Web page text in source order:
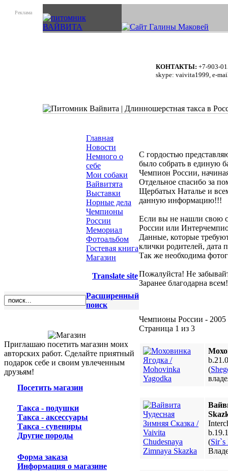
Реклама
КОНТАКТЫ: +7-903-
skype: vaivita1999, e-
Главная
Новости
Немного о
себе
Мои собаки
Вайвитята
Выставки
Норные дела
Чемпионы
России
Мемориал
Фотоальбом
Гостевая книга
Магазин
Translate site
Расширенный
поиск
Приглашаю посетить магазин моих
авторских работ. Сделайте приятный
подарок себе и своим увлеченным
друзьям!
Посетить магазин
Такса - подушки
Такса - аксессуары
Такса - сувениры
Другие породы
Форма заказа
Информация о магазине
С гордостью
было собрать в единую
Чемпион России,
Отдельное спасибо за
Щербатых Наталье и
данную информацию!!!
Если вы не нашли свою
России или
Данные, которые
клички родителей, дата
Так же необходима
Пожалуйста! Не
Заранее благодарна всем!
Чемпионы России - 2005
Страница 1 из 3
(
(Sir`s